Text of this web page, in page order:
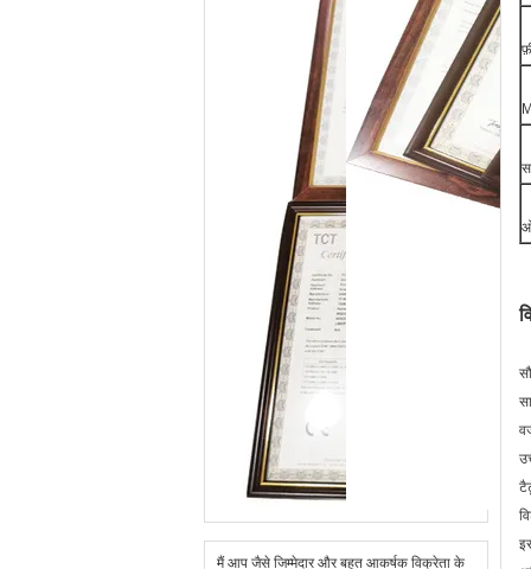
मैं आप जैसे जिम्मेदार और बहुत आकर्षक विक्रेता के